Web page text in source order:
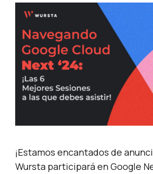
¡Estamos encantados de
Wursta participará en Google